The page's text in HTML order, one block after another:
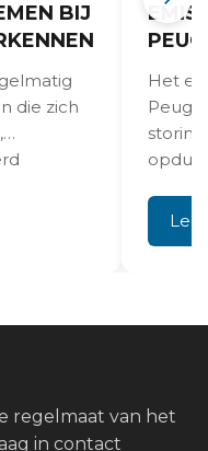
BIJ
die zich
Het
regelmaat van het
in contact